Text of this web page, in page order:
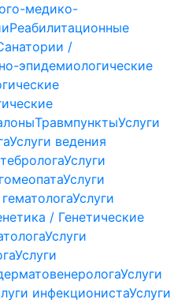
медико-
Реабилитационные
/
эпидемиологические
ТравмпунктыУслуги
Услуги ведения
Услуги
Услуги
Услуги
/ Генетические
Услуги
Услуги
Услуги
инфекционистаУслуги